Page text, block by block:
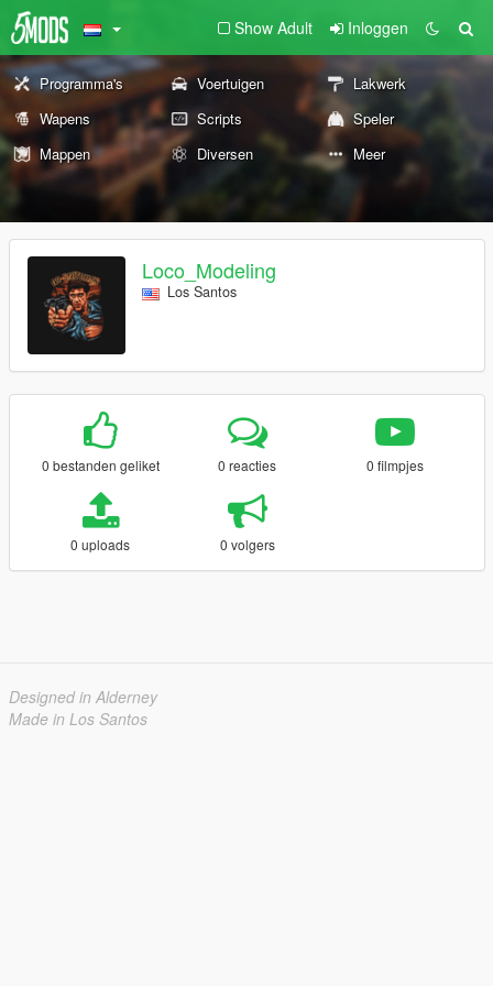
Show Adult Inloggen
Programma's Voertuigen
Lakwerk
Wapens
Scripts
Speler
Mappen
Diversen Meer
Loco_Modeling
Los Santos
0 bestanden geliket 0 reacties 0 filmpjes
0 uploads 0 volgers
Designed in Alderney
Made in Los Santos